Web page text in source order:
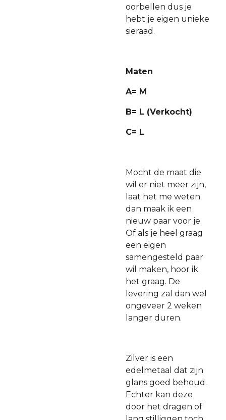
oorbellen dus je
hebt je eigen unieke
sieraad.
Maten
A= M
B= L (Verkocht)
C= L
Mocht de maat die
wil er niet meer zijn,
laat het me weten
dan maak ik een
nieuw paar voor je.
Of als je heel graag
een eigen
samengesteld paar
wil maken, hoor ik
het graag. De
levering zal dan wel
ongeveer 2 weken
langer duren.
Zilver is een
edelmetaal dat zijn
glans goed behoud.
Echter kan deze
door het dragen of